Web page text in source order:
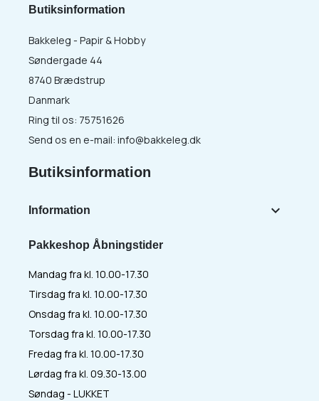
Pakkeshop Åbningstider
Mandag fra kl. 10.00-17.30
Tirsdag fra kl. 10.00-17.30
Onsdag fra kl. 10.00-17.30
Torsdag fra kl. 10.00-17.30
Fredag fra kl. 10.00-17.30
Lørdag fra kl. 09.30-13.00
Søndag - LUKKET
Butiksinformation
Bakkeleg - Papir & Hobby
Søndergade 44
8740 Brædstrup
Danmark
Ring til os: 75751626
Send os en e-mail: info@bakkeleg.dk
Butiksinformation
Information 